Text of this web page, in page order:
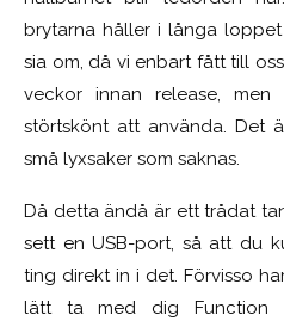
brytarna håller i långa
sia om, då vi enbart fått till
veckor innan release,
störtskönt att använda. Det
små lyxsaker som saknas.
Då detta ändå är ett trådat
sett en USB-port, så att du
ting direkt in i det. Förvisso
lätt ta med dig